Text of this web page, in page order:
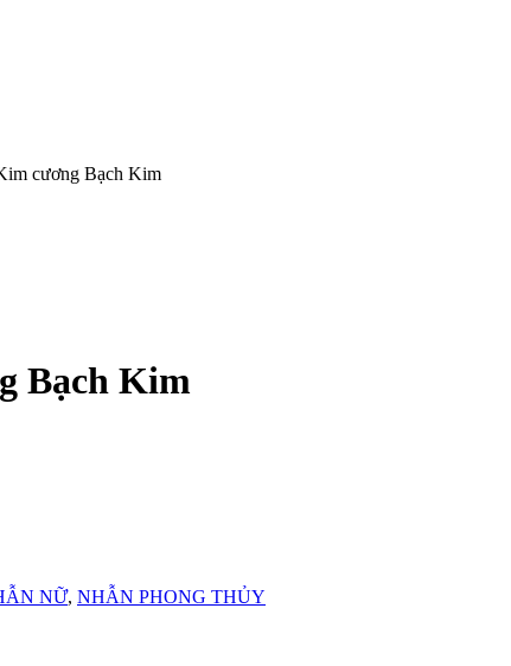
cương Bạch Kim
Bạch Kim
NỮ, NHẪN PHONG THỦY